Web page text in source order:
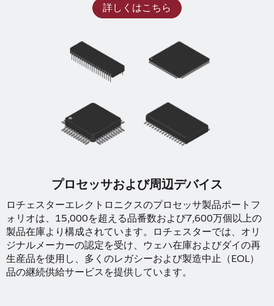
詳しくはこちら
プロセッサおよび周辺デバイス
ロチェスターエレクトロニクスのプロセッサ製品ポートフ
ォリオは、15,000を超える品番数および7,600万個以上の
製品在庫より構成されています。ロチェスターでは、オリ
ジナルメーカーの認定を受け、ウェハ在庫およびダイの再
生産品を使用し、多くのレガシーおよび製造中止（EOL）
品の継続供給サービスを提供しています。